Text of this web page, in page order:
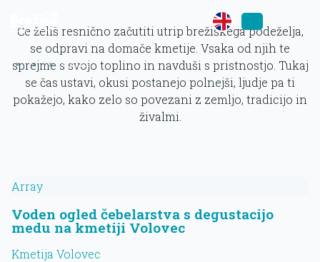
» » » Ponudba
Če želiš resnično začutiti utrip brežiškega podeželja,
se odpravi na domače kmetije. Vsaka od njih te
sprejme s svojo toplino in navduši s pristnostjo. Tukaj
se čas ustavi, okusi postanejo polnejši, ljudje pa ti
pokažejo, kako zelo so povezani z zemljo, tradicijo in
živalmi.
Array
Voden ogled čebelarstva s degustacijo
medu na kmetiji Volovec
Kmetija Volovec